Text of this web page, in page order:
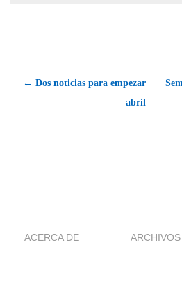
← Dos noticias para empezar
abril
ACERCA DE ARCHIVOS